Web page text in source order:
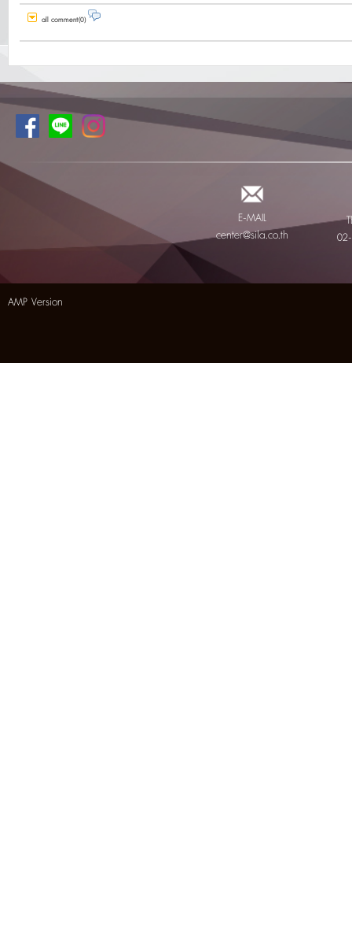
all comment(0)
E-MAIL
center@sila.co.th
AMP Version